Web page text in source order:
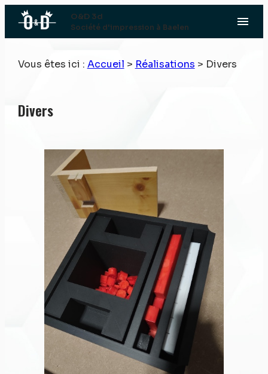
O&D 3d
Société d'impression à Baelen menu
Vous êtes ici : Accueil > Réalisations > Divers
Divers
Panneau de gestion des cookies